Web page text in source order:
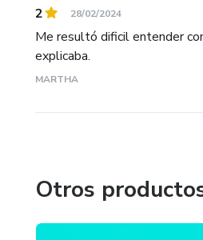
2 28/02/2024
Me resultó dificil entender
explicaba.
MARTHA
Otros